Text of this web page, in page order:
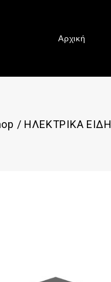
Αρχική
/ ΗΛΕΚΤΡΙΚΑ ΕΙΔΗ